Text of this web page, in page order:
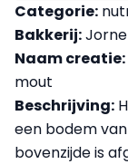
Categorie:
Bakkerij:
Naam creatie:
mout
Beschrijving:
een bodem
bovenzijde is